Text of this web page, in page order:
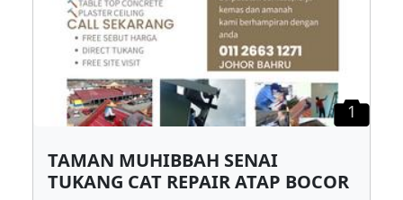
1
TAMAN MUHIBBAH SENAI
TUKANG CAT REPAIR ATAP BOCOR